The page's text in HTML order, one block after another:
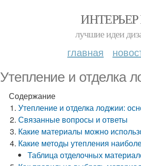
лучшие идеи
главная
Утепление и отделка
Содержание
Утепление и отделка лоджии:
Связанные вопросы и ответы
Какие материалы можно
Какие методы утепления
Таблица отделочных